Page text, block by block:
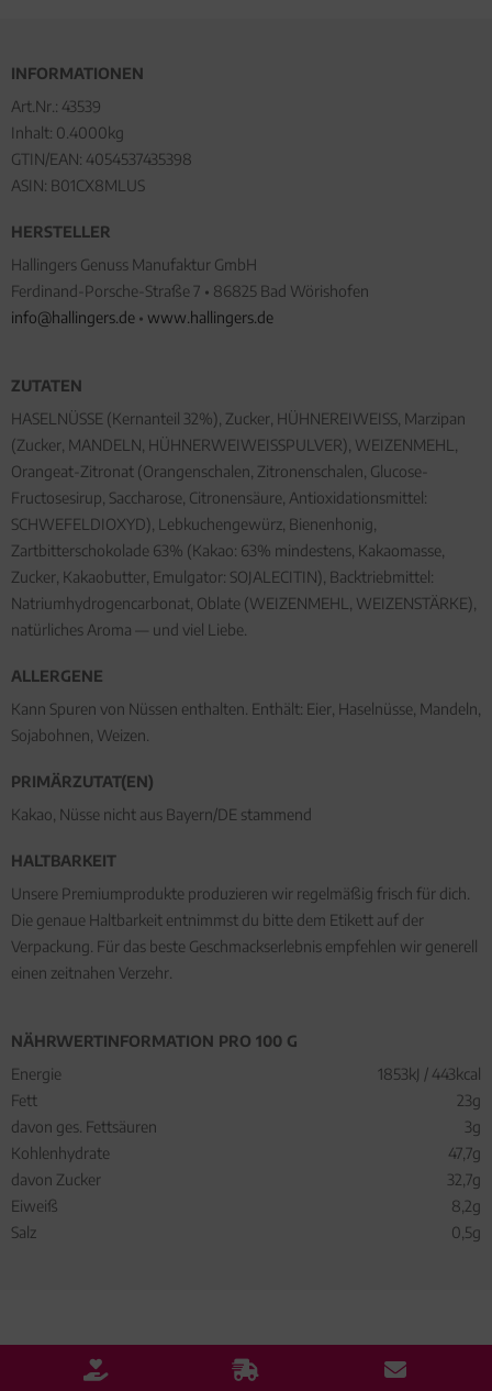
INFORMATIONEN
Art.Nr.: 43539
Inhalt: 0.4000kg
GTIN/EAN: 4054537435398
ASIN: B01CX8MLUS
HERSTELLER
Hallingers Genuss Manufaktur GmbH
Ferdinand-Porsche-Straße 7 • 86825 Bad Wörishofen
info@hallingers.de • www.hallingers.de
ZUTATEN
HASELNÜSSE (Kernanteil 32%), Zucker, HÜHNEREIWEISS, Marzipan
(Zucker, MANDELN, HÜHNERWEIWEISSPULVER), WEIZENMEHL,
Orangeat-Zitronat (Orangenschalen, Zitronenschalen, Glucose-
Fructosesirup, Saccharose, Citronensäure, Antioxidationsmittel:
SCHWEFELDIOXYD), Lebkuchengewürz, Bienenhonig,
Zartbitterschokolade 63% (Kakao: 63% mindestens, Kakaomasse,
Zucker, Kakaobutter, Emulgator: SOJALECITIN), Backtriebmittel:
Natriumhydrogencarbonat, Oblate (WEIZENMEHL, WEIZENSTÄRKE),
natürliches Aroma — und viel Liebe.
ALLERGENE
Kann Spuren von Nüssen enthalten. Enthält: Eier, Haselnüsse, Mandeln,
Sojabohnen, Weizen.
PRIMÄRZUTAT(EN)
Kakao, Nüsse nicht aus Bayern/DE stammend
HALTBARKEIT
Unsere Premiumprodukte produzieren wir regelmäßig frisch für dich.
Die genaue Haltbarkeit entnimmst du bitte dem Etikett auf der
Verpackung. Für das beste Geschmackserlebnis empfehlen wir generell
einen zeitnahen Verzehr.
NÄHRWERTINFORMATION PRO 100 G
Energie
1853kJ / 443kcal
Fett
23g
davon ges. Fettsäuren
3g
Kohlenhydrate
47,7g
davon Zucker
32,7g
Eiweiß
8,2g
Salz
0,5g